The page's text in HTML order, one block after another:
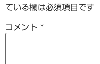
ている欄は必須項目です
コメント *